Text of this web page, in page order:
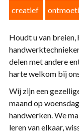
creatief
Houdt u van breien,
delen met andere
harte welkom bij
Wij zijn een
maand op
handwerken. We
leren van elkaar,